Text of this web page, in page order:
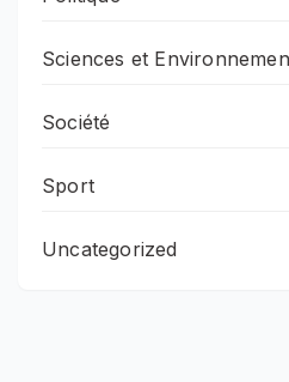
Sciences et
Société
Sport
Uncategorized